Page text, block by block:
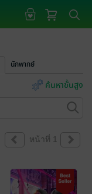
นักพากย์
ค้นหาขั้นสูง
หน้าที่ 1